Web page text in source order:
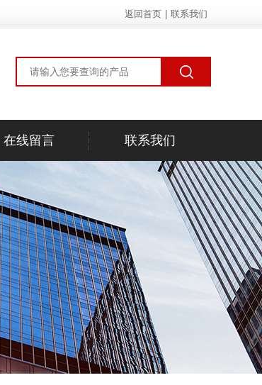
返回首页 联系我们
在线留言 联系我们